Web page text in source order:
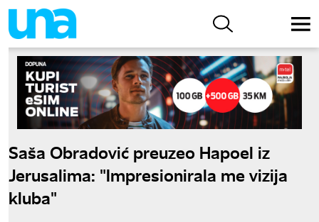
Saša Obradović preuzeo Hapoel iz
Jerusalima: "Impresionirala me vizija
kluba"